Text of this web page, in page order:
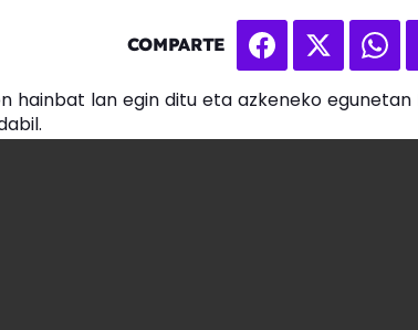
COMPARTE
hainbat lan egin ditu eta azkeneko egunetan